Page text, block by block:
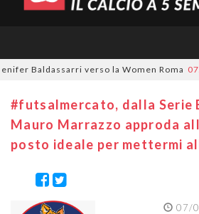
verso la Women Roma 07/08/
#futsalmercato, dalla Serie
Mauro Marrazzo approda
posto ideale per mettermi
07/